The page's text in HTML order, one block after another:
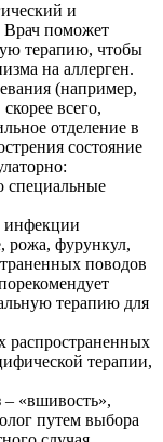
и
Врач поможет
терапию, чтобы
на аллерген.
(например,
всего,
отделение в
состояние
специальные
инфекции
рожа, фурункул,
поводов
терапию для
распространенных
терапии,
«вшивость»,
путем выбора